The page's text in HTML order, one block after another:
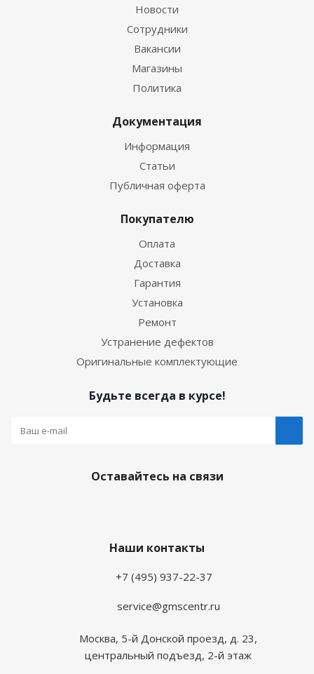
Новости
Сотрудники
Вакансии
Магазины
Политика
Документация
Информация
Статьи
Публичная оферта
Покупателю
Оплата
Доставка
Гарантия
Установка
Ремонт
Устранение дефектов
Оригинальные комплектующие
Будьте всегда в курсе!
Оставайтесь на связи
Наши контакты
+7 (495) 937-22-37
service@gmscentr.ru
Москва, 5-й Донской проезд, д. 23,
центральный подъезд, 2-й этаж